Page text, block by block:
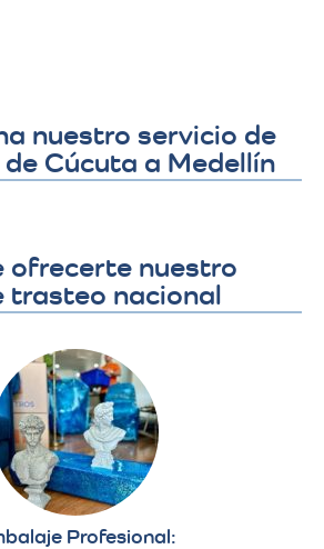
nuestro servicio de
Cúcuta a Medellín
ofrecerte nuestro
trasteo nacional
Profesional: